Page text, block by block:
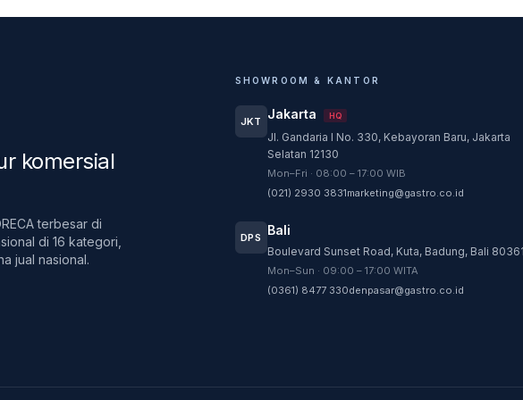
komersial
terbesar di
di 16 kategori,
jual nasional.
SHOWROOM & KANTOR
JKT Jakarta HQ
Jl. Gandaria I No. 330, Kebayoran Baru, Jakarta
Selatan 12130
Mon–Fri · 08:00 – 17:00 WIB
(021) 2930 3831marketing@gastro.co.id
DPS Bali
Boulevard Sunset Road, Kuta, Badung, Bali 80361
Mon–Sun · 09:00 – 17:00 WITA
(0361) 8477 330denpasar@gastro.co.id